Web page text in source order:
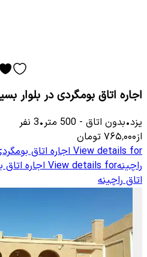
اجاره اتاق بومگردی در بلوار
یزد•بدون اتاق -
500 متر•
3 نفر
از۷۶۵٬۰۰۰ تومان
View details for اجاره اتاق
راچینهView details for اجاره
اتاق راچینه